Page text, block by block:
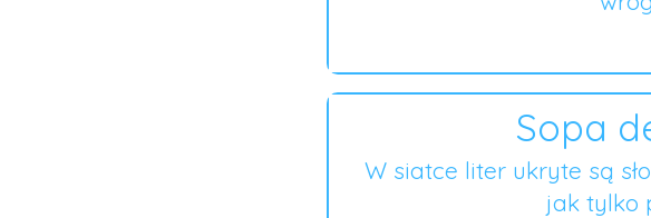
Sopa
W siatce liter ukryte są
jak tylko